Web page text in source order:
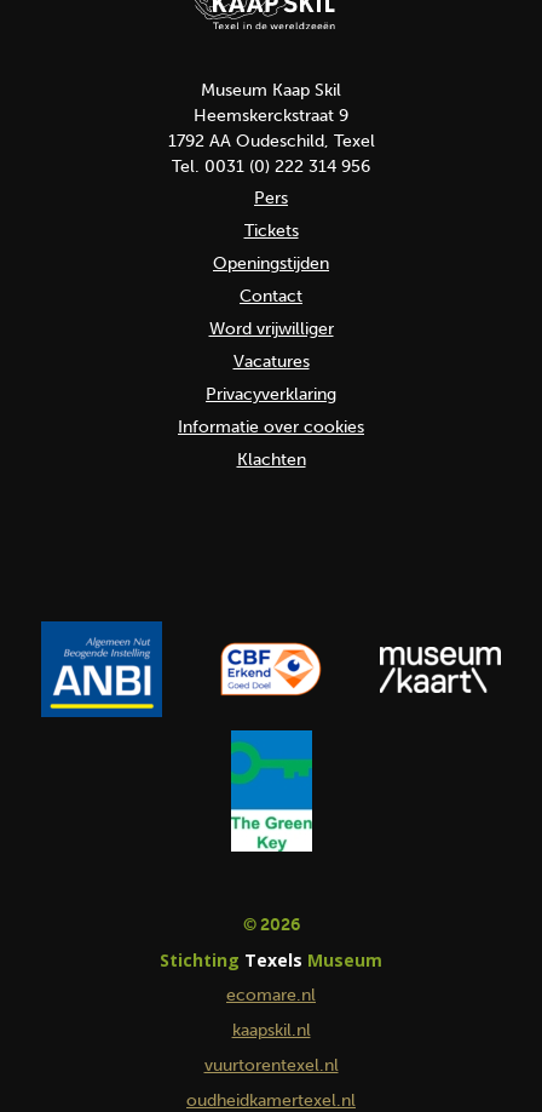
Museum Kaap Skil
Heemskerckstraat 9
1792 AA Oudeschild, Texel
Tel. 0031 (0) 222 314 956
Pers
Tickets
Openingstijden
Contact
Word vrijwilliger
Vacatures
Privacyverklaring
Informatie over cookies
Klachten
© 2026
Stichting Texels Museum
ecomare.nl
kaapskil.nl
vuurtorentexel.nl
oudheidkamertexel.nl